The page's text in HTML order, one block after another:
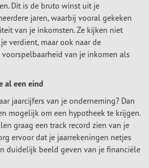
Dit is de bruto winst uit je
jaren, waarbij vooral gekeken
van je inkomsten. Ze kijken niet
verdient, maar ook naar de
van je inkomen als
al een eind
jaarcijfers van je onderneming? Dan
mogelijk om een hypotheek te krijgen.
graag een track record zien van je
ervoor dat je jaarrekeningen netjes
duidelijk beeld geven van je financiële